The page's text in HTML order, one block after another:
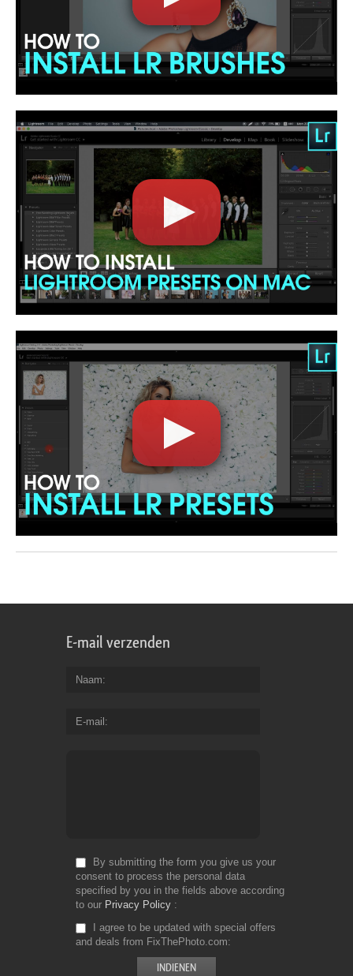
E-mail verzenden
Naam
E-mail
By submitting the form you give us your
consent to process the personal data
specified by you in the fields above according
to our Privacy Policy
I agree to be updated with special offers
and deals from FixThePhoto.com